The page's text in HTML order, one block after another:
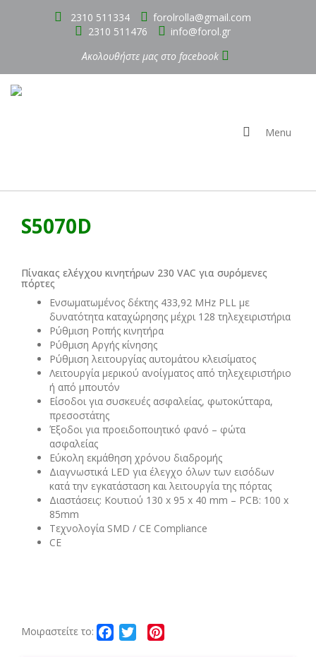
2310 511334
forolrolla@gmail.com
2310 511476
info@forol.gr
Ακολουθήστε μας στο facebook
Menu
S5070D
Πίνακας ελέγχου κινητήρων 230 VAC για συρόμενες
πόρτες
Ενσωματωμένος δέκτης 433,92 MHz PLL με
δυνατότητα καταχώρησης μέχρι 128 τηλεχειριστήρια
Ρύθμιση Ροπής κινητήρα
Ρύθμιση Αργής κίνησης
Ρύθμιση λειτουργίας αυτομάτου κλεισίματος
Λειτουργία μερικού ανοίγματος από τηλεχειριστήριο
ή από μπουτόν
Είσοδοι για συσκευές ασφαλείας, φωτοκύτταρα,
πρεσοστάτης
Έξοδοι για προειδοποιητικό φανό – φώτα
ασφαλείας
Εύκολη εκμάθηση χρόνου διαδρομής
Διαγνωστικά LED για έλεγχο όλων των εισόδων
κατά την εγκατάσταση και λειτουργία της πόρτας
Διαστάσεις: Κουτιού 130 x 95 x 40 mm – PCB: 100 x
85mm
Τεχνολογία SMD / CE Compliance
CE
Μοιραστείτε το: Facebook
Twitter